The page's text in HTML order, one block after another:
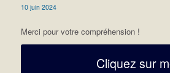
10 juin 2024
Merci pour votre compréhension !
Cliquez sur